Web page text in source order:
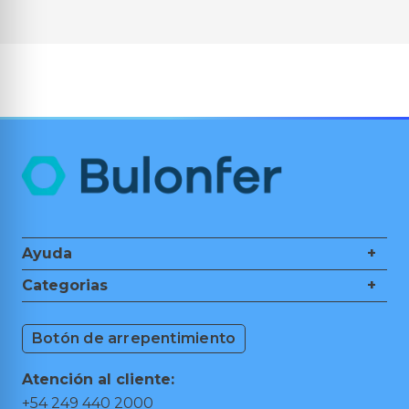
Ayuda
+
Nosotros
Guía de Compra
Medios de Pagos
Cambios y Devoluciones
Puntos de retiro
Preguntas frecuentes
Categorias +
Ferretería
Herramientas de Mano
Herramientas Eléctricas
Botón de arrepentimiento
Atención al cliente:
+54 249 440 2000